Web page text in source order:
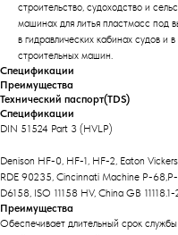
строительство, судоходство и
машинах для литья пластмасс под
в гидравлических кабинах судов и
строительных машин.
Спецификации
Преимущества
Технический паспорт(TDS)
Спецификации
DIN 51524 Part 3 (HVLP)
Denison HF-0, HF-1, HF-2, Eaton
RDE 90235, Cincinnati Machine P-68,P-
D6158, ISO 11158 HV, China GB
Преимущества
Обеспечивает длительный срок